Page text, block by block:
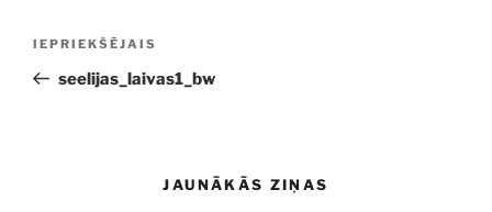
Iepriekšējā
ziņa:
IEPRIEKŠĒJAIS
seelijas_laivas1_bw
JAUNĀKĀS ZIŅAS